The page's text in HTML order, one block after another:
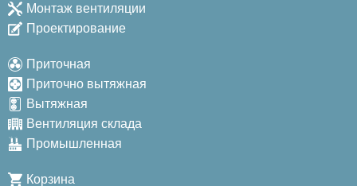
Монтаж вентиляции
Проектирование
Приточная
Приточно вытяжная
Вытяжная
Вентиляция склада
Промышленная
Корзина